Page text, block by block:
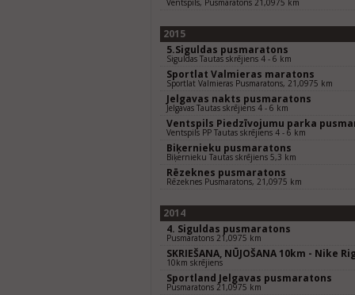
Ventspils, Pusmaratons 21,0975 km
2015
5.Siguldas pusmaratons
Siguldas Tautas skrējiens 4 - 6 km
Sportlat Valmieras maratons
Sportlat Valmieras Pusmaratons, 21,0975 km
Jelgavas nakts pusmaratons
Jelgavas Tautas skrējiens 4 - 6 km
Ventspils Piedzīvojumu parka
Ventspils PP Tautas skrējiens 4 - 6 km
Biķernieku pusmaratons
Biķernieku Tautas skrējiens 5,3 km
Rēzeknes pusmaratons
Rēzeknes Pusmaratons, 21,0975 km
2014
4. Siguldas pusmaratons
Pusmaratons 21,0975 km
SKRIEŠANA, NŪJOŠANA 10km - Nike
10km skrējiens
Sportland Jelgavas pusmaratons
Pusmaratons 21,0975 km